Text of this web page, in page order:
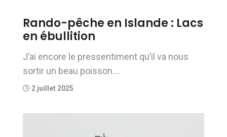
Rando-pêche en Islande : Lacs
en ébullition
J’ai encore le pressentiment qu’il va nous
sortir un beau poisson….
2 juillet 2025